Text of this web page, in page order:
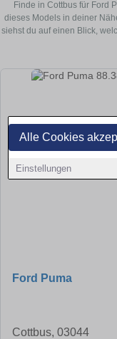
Alle Cookies
Einstellungen
Finde in Cottbus für Ford
dieses Models in deiner
siehst du auf einen Blick,
Ford Puma
Cottbus, 03044